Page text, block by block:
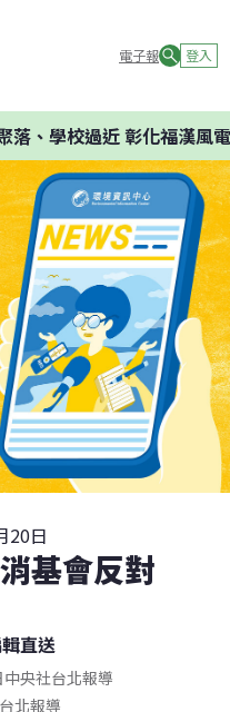
電子報 登入
、學校過近 彰化福漢風電
20日
基會反對
直送
央社台北報導
台北報導